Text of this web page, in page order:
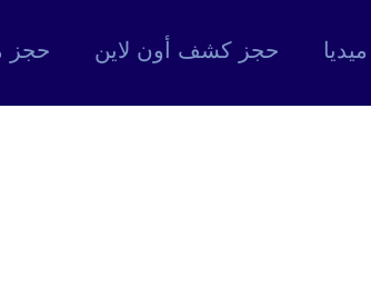
ميديا حجز كشف أون لاين حجز